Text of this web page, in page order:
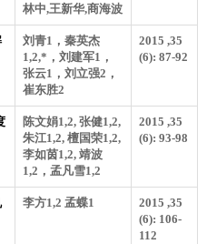
林中,王新华,商海波
刘青1，秦英杰
1,2,*，刘建军1，
张云1，刘立强2，
崔东胜2
2015 ,35
(6): 87-92
陈文娟1,2, 张健1,2,
朱江1,2, 檀国荣1,2,
李如茵1,2, 靖波
1,2，孟凡雪1,2
2015 ,35
(6): 93-98
李方1,2 孟蝶1
2015 ,35
(6): 106-
112